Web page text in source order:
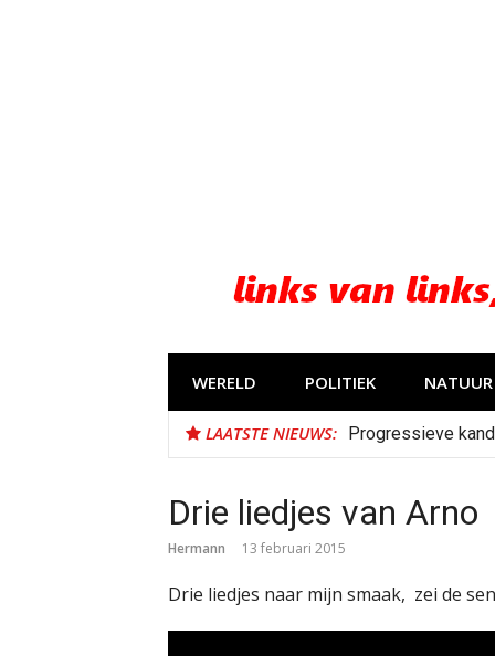
WERELD POLITIEK
LAATSTE NIEUWS: Progressieve
Drie liedjes van Arno
Hermann 13 februari 2015
Drie liedjes naar mijn smaak, zei de